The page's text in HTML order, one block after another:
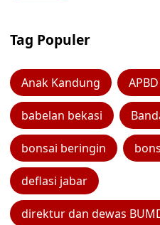
Tag Populer
Anak Kandung
babelan bekasi
bonsai beringin
deflasi jabar
direktur dan dewas